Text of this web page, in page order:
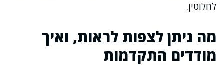
לחלוטין.
מה ניתן לצפות לראות, ואיך
מודדים התקדמות